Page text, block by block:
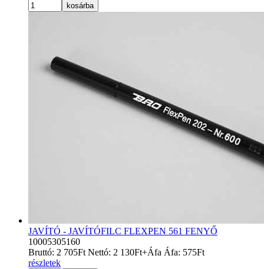
kosárba
JAVÍTÓ - JAVÍTÓFILC FLEXPEN 561 FENYŐ
10005305160
Bruttó: 2 705Ft Nettó: 2 130Ft+Áfa Áfa: 575Ft
részletek